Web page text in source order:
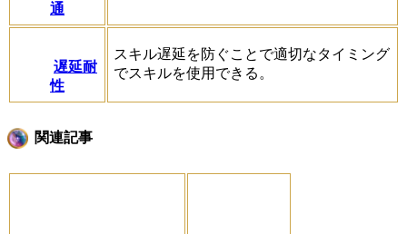
通
遅延耐
性
スキル遅延を防ぐことで適切なタイミング
でスキルを使用できる。
関連記事